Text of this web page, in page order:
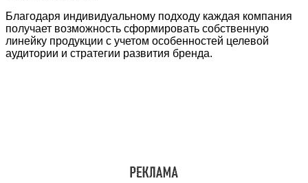
Благодаря индивидуальному подходу каждая компания
получает возможность сформировать собственную
линейку продукции с учетом особенностей целевой
аудитории и стратегии развития бренда.